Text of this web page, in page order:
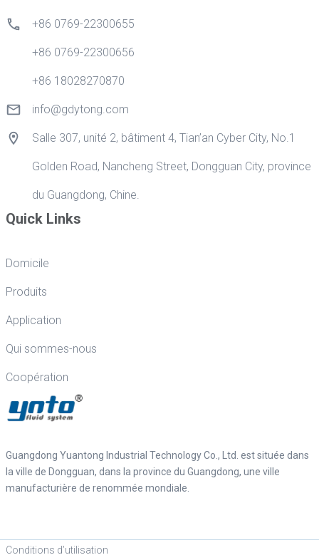
Guangdong Yuantong Industrial Technology Co., Ltd. est située dans
la ville de Dongguan, dans la province du Guangdong, une ville
manufacturière de renommée mondiale.
Quick Links
Domicile
Produits
Application
Qui sommes-nous
Coopération
+86 0769-22300655
+86 0769-22300656
+86 18028270870
info@gdytong.com
Salle 307, unité 2, bâtiment 4, Tian’an Cyber City, No.1
Golden Road, Nancheng Street, Dongguan City, province
du Guangdong, Chine.
Conditions d’utilisation